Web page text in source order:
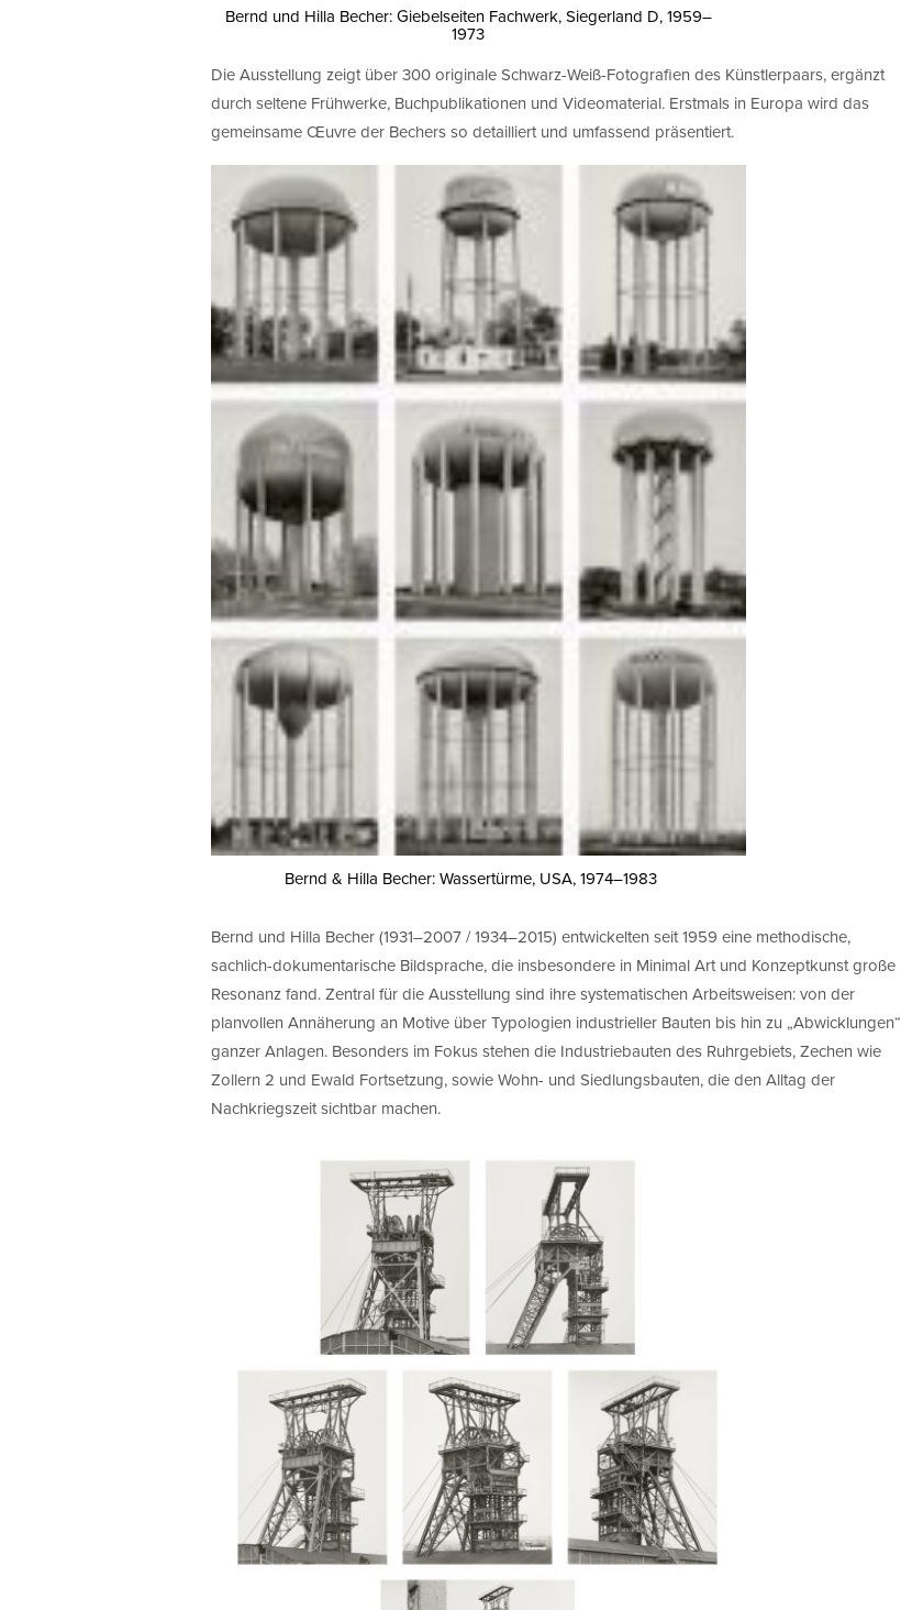
Bernd und Hilla Becher: Giebelseiten Fachwerk, Siegerland D, 1959–
1973
Die Ausstellung zeigt über 300 originale Schwarz-Weiß-Fotografien des Künstlerpaars, ergänzt
durch seltene Frühwerke, Buchpublikationen und Videomaterial. Erstmals in Europa wird das
gemeinsame Œuvre der Bechers so detailliert und umfassend präsentiert.
Bernd & Hilla Becher: Wassertürme, USA, 1974–1983
Bernd und Hilla Becher (1931–2007 / 1934–2015) entwickelten seit 1959 eine methodische,
sachlich-dokumentarische Bildsprache, die insbesondere in Minimal Art und Konzeptkunst große
Resonanz fand. Zentral für die Ausstellung sind ihre systematischen Arbeitsweisen: von der
planvollen Annäherung an Motive über Typologien industrieller Bauten bis hin zu „Abwicklungen“
ganzer Anlagen. Besonders im Fokus stehen die Industriebauten des Ruhrgebiets, Zechen wie
Zollern 2 und Ewald Fortsetzung, sowie Wohn- und Siedlungsbauten, die den Alltag der
Nachkriegszeit sichtbar machen.